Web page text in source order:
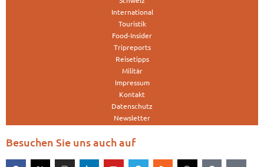
International
Touristik
Food-Insider
Tripreports
Reisetipps
Militär
Impressum
Kontakt
Datenschutz
Newsletter
Besuchen Sie uns auch auf